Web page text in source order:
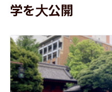
学を大公開